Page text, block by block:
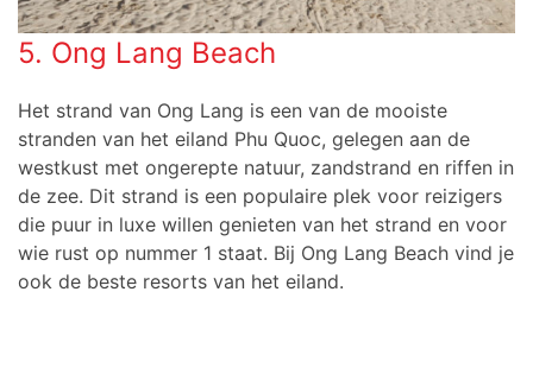
5. Ong Lang Beach
Het strand van Ong Lang is een van de mooiste
stranden van het eiland Phu Quoc, gelegen aan de
westkust met ongerepte natuur, zandstrand en riffen in
de zee. Dit strand is een populaire plek voor reizigers
die puur in luxe willen genieten van het strand en voor
wie rust op nummer 1 staat. Bij Ong Lang Beach vind je
ook de beste resorts van het eiland.